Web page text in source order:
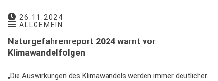
26.11.2024
ALLGEMEIN
Naturgefahrenreport 2024 warnt vor
Klimawandelfolgen
„Die Auswirkungen des Klimawandels werden immer deutlicher.